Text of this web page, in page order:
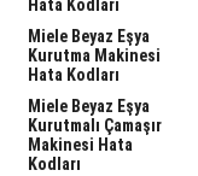
Hata Kodları
Miele Beyaz Eşya
Kurutma Makinesi
Hata Kodları
Miele Beyaz Eşya
Kurutmalı Çamaşır
Makinesi Hata
Kodları